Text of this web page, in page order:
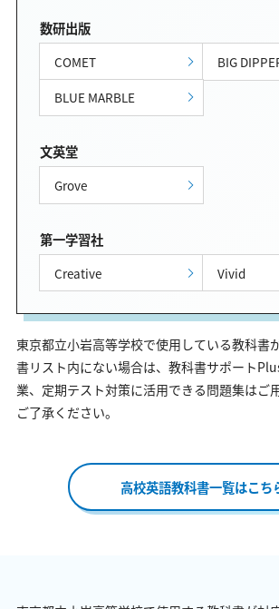
数研出版
COMET
BIG
BLUE MARBLE
文英堂
Grove
第一学習社
Creative Vivid
東京都立小岩高等学校で使用している教科書
書リスト内にない場合は、教科書サポート
業、定期テスト対策に活用できる問題集はご
ご了承ください。
高校英語教科書一覧はこち